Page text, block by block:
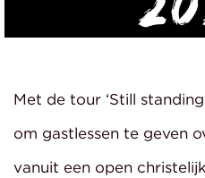
Met de tour ‘Still
om gastlessen te geven
vanuit een open